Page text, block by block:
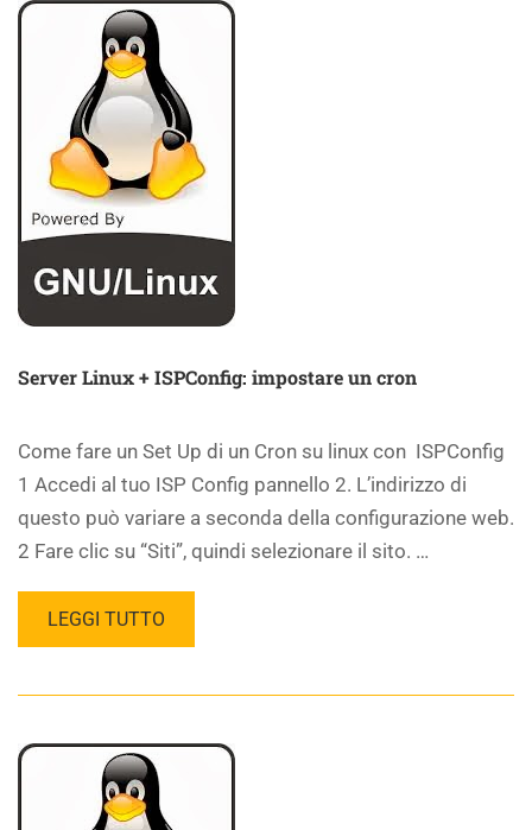
Server Linux + ISPConfig: impostare un cron
Come fare un Set Up di un Cron su linux con ISPConfig
1 Accedi al tuo ISP Config pannello 2. L’indirizzo di
questo può variare a seconda della configurazione web.
2 Fare clic su “Siti”, quindi selezionare il sito. …
LEGGI TUTTO